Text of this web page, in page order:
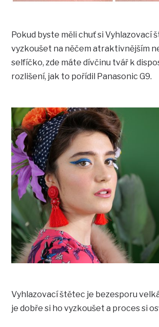
Pokud byste měli chuť si Vyhlazovací
vyzkoušet na něčem atraktivnějším
selfíčko, zde máte dívčinu tvář k
rozlišení, jak to pořídil Panasonic G9.
Vyhlazovací štětec je bezesporu
je dobře si ho vyzkoušet a proces si